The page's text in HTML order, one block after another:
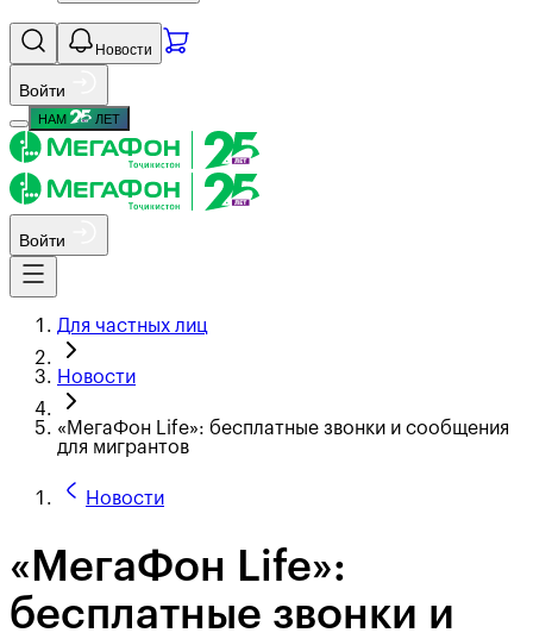
Новости
Войти
НАМ ЛЕТ
Войти
Для частных лиц
Новости
«МегаФон Life»: бесплатные звонки и сообщения
для мигрантов
Новости
«МегаФон Life»:
бесплатные звонки и